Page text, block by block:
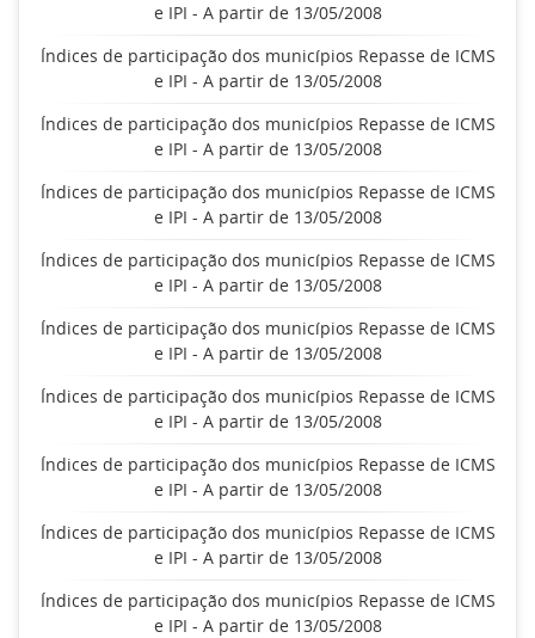
e IPI - A partir de 13/05/2008
Índices de participação dos municípios Repasse de ICMS
e IPI - A partir de 13/05/2008
Índices de participação dos municípios Repasse de ICMS
e IPI - A partir de 13/05/2008
Índices de participação dos municípios Repasse de ICMS
e IPI - A partir de 13/05/2008
Índices de participação dos municípios Repasse de ICMS
e IPI - A partir de 13/05/2008
Índices de participação dos municípios Repasse de ICMS
e IPI - A partir de 13/05/2008
Índices de participação dos municípios Repasse de ICMS
e IPI - A partir de 13/05/2008
Índices de participação dos municípios Repasse de ICMS
e IPI - A partir de 13/05/2008
Índices de participação dos municípios Repasse de ICMS
e IPI - A partir de 13/05/2008
Índices de participação dos municípios Repasse de ICMS
e IPI - A partir de 13/05/2008